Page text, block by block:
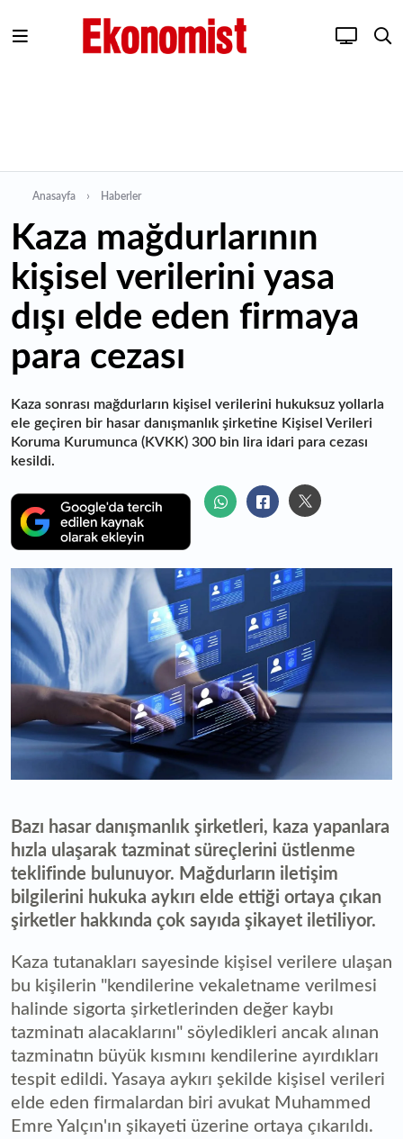
Anasayfa Haberler
Kaza mağdurlarının
kişisel verilerini yasa
dışı elde eden firmaya
para cezası
Kaza sonrası mağdurların kişisel verilerini hukuksuz yollarla
ele geçiren bir hasar danışmanlık şirketine Kişisel Verileri
Koruma Kurumunca (KVKK) 300 bin lira idari para cezası
kesildi.
Bazı hasar danışmanlık şirketleri, kaza yapanlara
hızla ulaşarak tazminat süreçlerini üstlenme
teklifinde bulunuyor. Mağdurların iletişim
bilgilerini hukuka aykırı elde ettiği ortaya çıkan
şirketler hakkında çok sayıda şikayet iletiliyor.
Kaza tutanakları sayesinde kişisel verilere ulaşan
bu kişilerin "kendilerine vekaletname verilmesi
halinde sigorta şirketlerinden değer kaybı
tazminatı alacaklarını" söyledikleri ancak alınan
tazminatın büyük kısmını kendilerine ayırdıkları
tespit edildi. Yasaya aykırı şekilde kişisel verileri
elde eden firmalardan biri avukat Muhammed
Emre Yalçın'ın şikayeti üzerine ortaya çıkarıldı.